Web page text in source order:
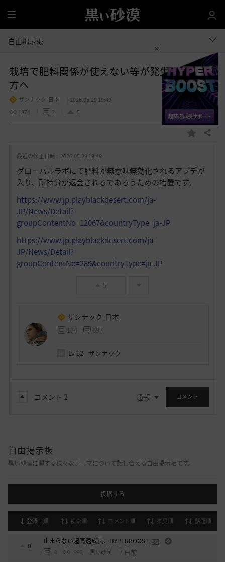
全
体
自由掲示板
栽培で肥料関係が使えない等が発生している
方へ
ザンナック-日本
2026.05.29 19:49
1874
2 5
お
入
り
共有する
最近の修正日時 : 2026.05.29 19:49
グローバルラボにて肥料が無意味無効化されるアプデが
入り、所持分が返金されるであろうための措置です。
https://www.jp.playblackdesert.com/ja-
JP/News/Detail?
groupContentNo=12067&countryType=ja-JP
https://www.jp.playblackdesert.com/ja-
JP/News/Detail?
groupContentNo=289&countryType=ja-JP
5
ザンナック-日本
134 697
Lv 62 ザンナック
コメント 2 通報 コメント
自由掲示板
黒い砂漠に関する様々なテーマについて話し合える自由掲示板です。
投稿する
登録日順 検索順 コメント順 推奨順 話題順
0
止まらない超高速成長、HYPERBOOST
0 992 黒い砂漠 7 日前